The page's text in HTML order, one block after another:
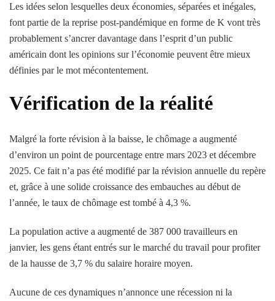
Les idées selon lesquelles deux économies, séparées et inégales,
font partie de la reprise post-pandémique en forme de K vont très
probablement s’ancrer davantage dans l’esprit d’un public
américain dont les opinions sur l’économie peuvent être mieux
définies par le mot mécontentement.
Vérification de la réalité
Malgré la forte révision à la baisse, le chômage a augmenté
d’environ un point de pourcentage entre mars 2023 et décembre
2025. Ce fait n’a pas été modifié par la révision annuelle du repère
et, grâce à une solide croissance des embauches au début de
l’année, le taux de chômage est tombé à 4,3 %.
La population active a augmenté de 387 000 travailleurs en
janvier, les gens étant entrés sur le marché du travail pour profiter
de la hausse de 3,7 % du salaire horaire moyen.
Aucune de ces dynamiques n’annonce une récession ni la